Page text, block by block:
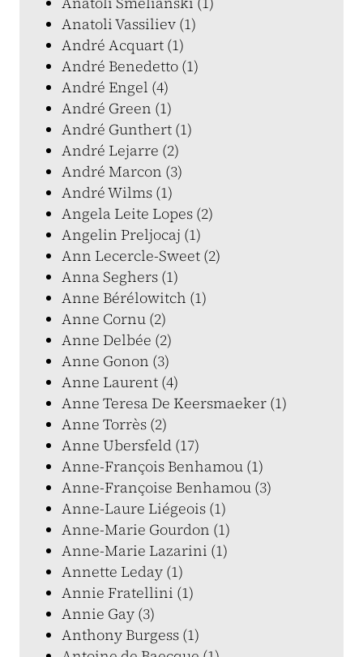
Anatoli Vassiliev (1)
André Acquart (1)
André Benedetto (1)
André Engel (4)
André Green (1)
André Gunthert (1)
André Lejarre (2)
André Marcon (3)
André Wilms (1)
Angela Leite Lopes (2)
Angelin Preljocaj (1)
Ann Lecercle-Sweet (2)
Anna Seghers (1)
Anne Bérélowitch (1)
Anne Cornu (2)
Anne Delbée (2)
Anne Gonon (3)
Anne Laurent (4)
Anne Teresa De Keersmaeker (1)
Anne Torrès (2)
Anne Ubersfeld (17)
Anne-François Benhamou (1)
Anne-Françoise Benhamou (3)
Anne-Laure Liégeois (1)
Anne-Marie Gourdon (1)
Anne-Marie Lazarini (1)
Annette Leday (1)
Annie Fratellini (1)
Annie Gay (3)
Anthony Burgess (1)